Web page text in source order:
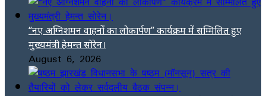
“नए अग्निशमन वाहनों का लोकार्पण” कार्यक्रम में सम्मिलित हुए
मुख्यमंत्री हेमन्त सोरेन।
August 6, 2026